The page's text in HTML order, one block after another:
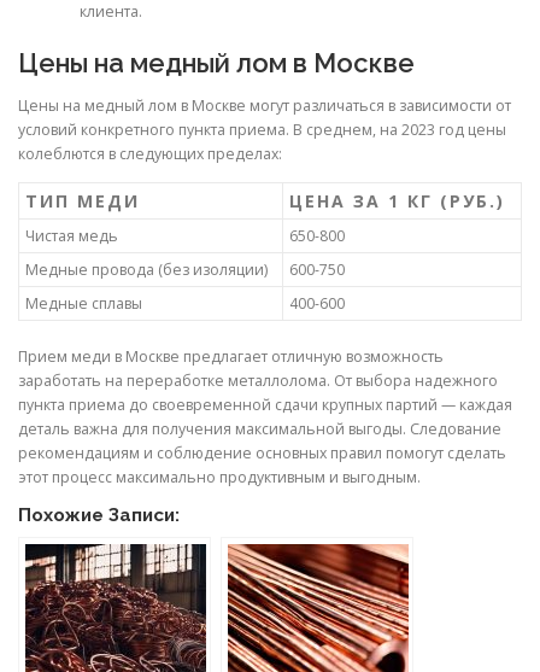
клиента.
Цены на медный лом в Москве
Цены на медный лом в Москве могут различаться в зависимости от
условий конкретного пункта приема. В среднем, на 2023 год цены
колеблются в следующих пределах:
ТИП МЕДИ ЦЕНА ЗА 1 КГ (РУБ.)
Чистая медь
650-800
Медные провода (без изоляции)
600-750
Медные сплавы
400-600
Прием меди в Москве предлагает отличную возможность
заработать на переработке металлолома. От выбора надежного
пункта приема до своевременной сдачи крупных партий — каждая
деталь важна для получения максимальной выгоды. Следование
рекомендациям и соблюдение основных правил помогут сделать
этот процесс максимально продуктивным и выгодным.
Похожие Записи: